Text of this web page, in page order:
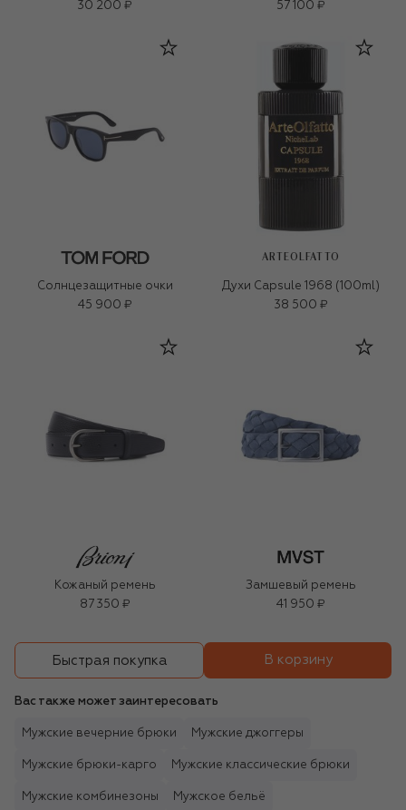
30 200 ₽
57 100 ₽
Солнцезащитные очки
45 900 ₽
ARTEOLFATTO
Духи Capsule 1968 (100ml)
38 500 ₽
Кожаный ремень
87 350 ₽
Замшевый ремень
41 950 ₽
Быстрая покупка В корзину
Вас также может заинтересовать
Мужские вечерние брюки Мужские джоггеры
Мужские брюки-карго Мужские классические брюки
Мужские комбинезоны Мужское бельё